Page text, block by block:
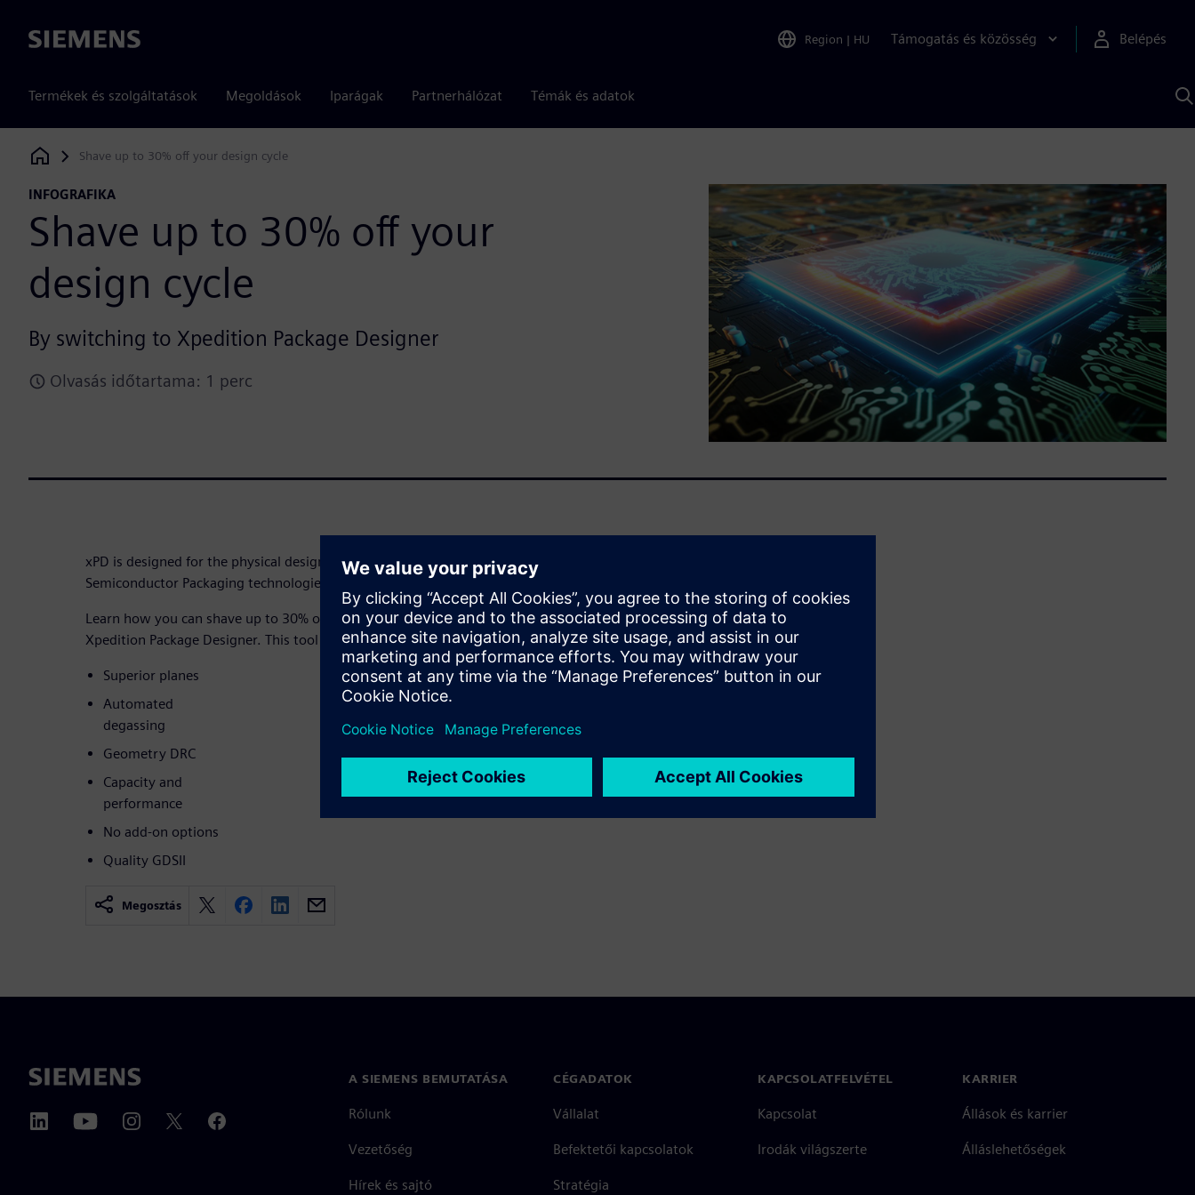
Siemens Region | HU Támogatás és közösség Belépés
Termékek és szolgáltatások Megoldások Iparágak Partnerhálózat Témák és adatok
Siemens Digital Industries Software
Shave up to 30% off your design cycle
INFOGRAFIKA
Shave up to 30% off your
design cycle
By switching to Xpedition Package Designer
Olvasás időtartama: 1 perc
xPD is designed for the physical design, verification, and modeling of Advanced
Semiconductor Packaging technologies
Learn how you can shave up to 30% off your design cycle by switching to
Xpedition Package Designer. This tool features:
Superior planes
Automated
degassing
Geometry DRC
Capacity and
performance
No add-on options
Quality GDSII
Megosztás
A SIEMENS BEMUTATÁSA
Rólunk
Vezetőség
Hírek és sajtó
CÉGADATOK
Vállalat
Befektetői kapcsolatok
Stratégia
KAPCSOLATFELVÉTEL
Kapcsolat
Irodák világszerte
KARRIER
Állások és karrier
Álláslehetőségek